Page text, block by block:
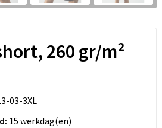
260 gr/m²
03-3XL
15 werkdag(en)